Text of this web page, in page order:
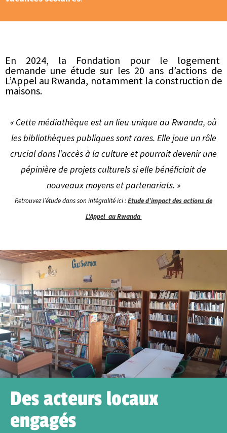
En 2024, la Fondation pour le logement
demande une étude sur les 20 ans d’actions de
L’Appel au Rwanda, notamment la construction de
maisons.
« Cette médiathèque est un lieu unique au Rwanda, où
les bibliothèques publiques sont rares. Elle joue un rôle
crucial dans l’accès à la culture et pourrait devenir une
pépinière de projets culturels si elle bénéficiait de
nouveaux moyens et partenariats. »
Retrouvez l’étude dans son intégralité ici :Etude d’impact des actions de
L’Appel au Rwanda
Des acteurs locaux
engagés